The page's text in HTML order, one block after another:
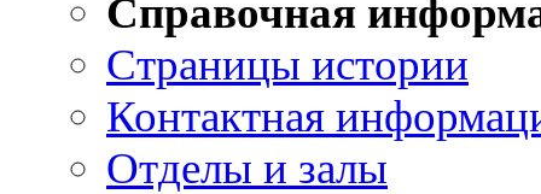
Справочная
Страницы истории
Контактная
Отделы и залы